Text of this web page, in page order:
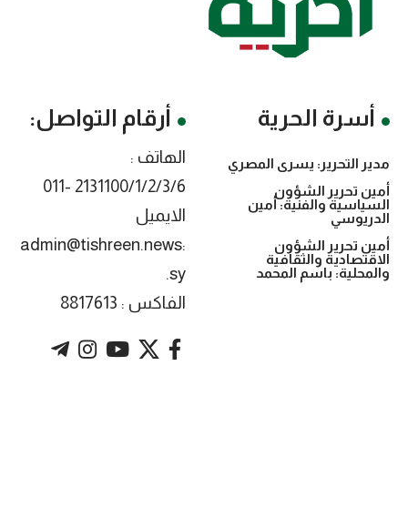
أسرة الحرية
مدير التحرير: يسرى المصري
أمين تحرير الشؤون
السياسية والفنية: أمين
الدريوسي
أمين تحرير الشؤون
الاقتصادية والثقافية
والمحلية: باسم المحمد
أرقام التواصل:
الهاتف :
2131100/1/2/3/6 -011
الايميل
:admin@tishreen.news
.sy
الفاكس : 8817613